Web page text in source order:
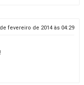
fevereiro de 2014 às 04:29